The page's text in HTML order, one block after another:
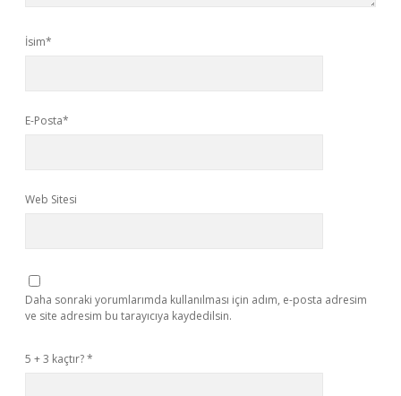
İsim*
E-Posta*
Web Sitesi
Daha sonraki yorumlarımda kullanılması için adım, e-posta adresim
ve site adresim bu tarayıcıya kaydedilsin.
5 + 3 kaçtır?*